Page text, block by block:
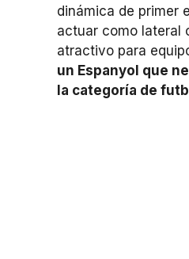
dinámica de primer
actuar como lateral
atractivo para
un Espanyol que
la categoría de